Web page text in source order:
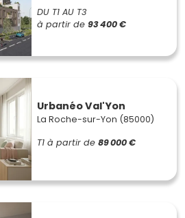
constante évolution attire les
grâce à ses infrastructures
verts.
000 et 4 000 €/m².
ce quartier combine
vie agréable avec ses nombreux
modernes.
500 et 3 500 €/m².
DU T1 AU T3
à partir de 93 400 €
Urbanéo Val'Yon
La Roche-sur-Yon (85000)
T1 à partir de 89 000 €